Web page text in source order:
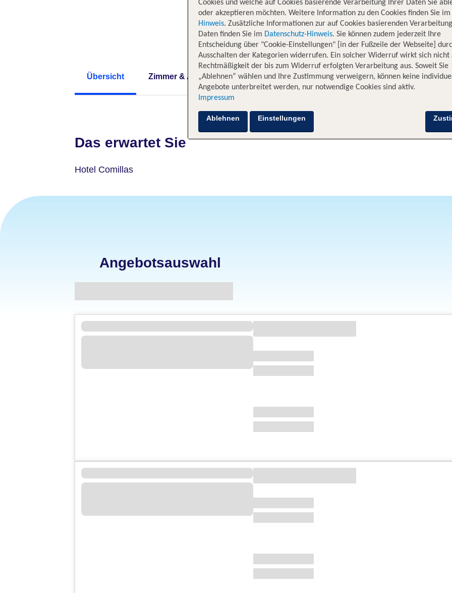
Übersicht Zimmer & Angebote Hotelinformationen Lage Bewertungen
Das erwartet Sie
Hotel Comillas
Angebotsauswahl
Cookies und welche auf Cookies basierende Verarbeitung Ihrer Daten Sie
oder akzeptieren möchten. Weitere Information zu den Cookies finden Sie im
Hinweis. Zusätzliche Informationen zur auf Cookies basierenden
Daten finden Sie im Datenschutz-Hinweis. Sie können zudem jederzeit Ihre
Entscheidung über "Cookie-Einstellungen" [in der Fußzeile der Webseite]
Ausschalten der Kategorien widerrufen. Ein solcher Widerruf wirkt sich nicht
Rechtmäßigkeit der bis zum Widerruf erfolgten Verarbeitung aus. Soweit Sie
„Ablehnen“ wählen und Ihre Zustimmung verweigern, können keine
Angebote unterbreitet werden, nur notwendige Cookies sind aktiv.
Impressum
Ablehnen Einstellungen